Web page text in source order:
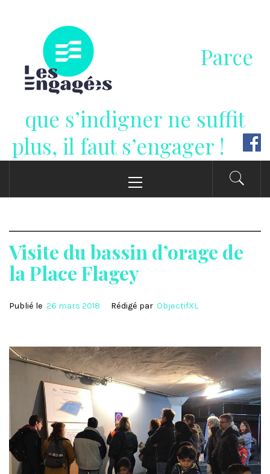
contenu
Parce
que s’indigner ne suffit
plus, il faut s’engager !
principal
Visite du bassin d’orage de
la Place Flagey
Publié le 26 mars 2018 Rédigé par ObjectifXL